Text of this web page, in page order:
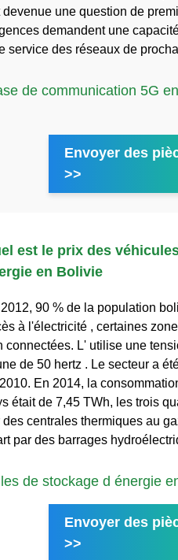
une question de
demandent une
service des réseaux de
de communication 5G
Envoyer des
>>
est le prix des
en Bolivie
90 % de la population
à l'électricité , certaines
connectées. L' utilise une
de 50 hertz . Le secteur a
En 2014, la
était de 7,45 TWh, les trois
des centrales thermiques au
par des barrages
de stockage d énergie
Envoyer des
>>